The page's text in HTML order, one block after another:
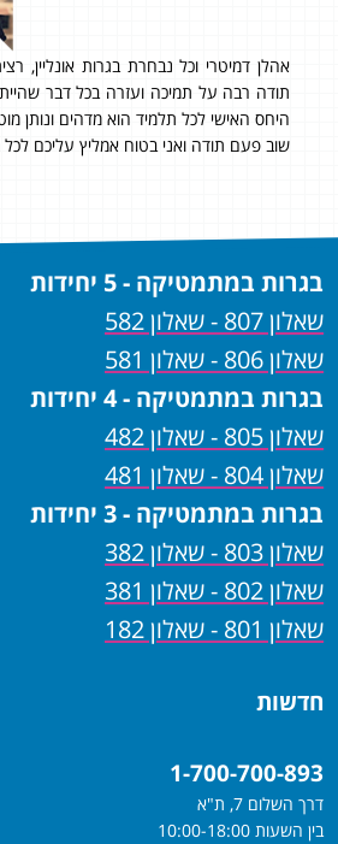
בגרות אונליין, רציתי להגיד לכם קודם כל
ועזרה בכל דבר שהייתי צריך בתקופת הלימוד,
הוא מדהים ונותן מוטיבציה !
אמליץ עליכם לכל מי שקרוב אלי ;)
בגרות במתמטיקה - 5 יחידות
שאלון 807 - שאלון 582
שאלון 806 - שאלון 581
בגרות במתמטיקה - 4 יחידות
שאלון 805 - שאלון 482
שאלון 804 - שאלון 481
בגרות במתמטיקה - 3 יחידות
שאלון 803 - שאלון 382
שאלון 802 - שאלון 381
שאלון 801 - שאלון 182
חדשות
1-700-700-893
דרך השלום 7, ת"א
בין השעות 10:00-18:00